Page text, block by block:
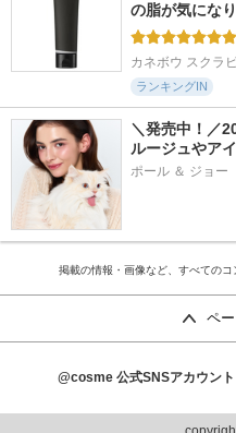
の脂が気にな
カネボウ スクラ
ランキングIN
＼発売中！／
ルージュやア
ポール ＆ ジョー
掲載の情報・画像など、すべてのコ
ペ
@cosme 公式SNSアカウント